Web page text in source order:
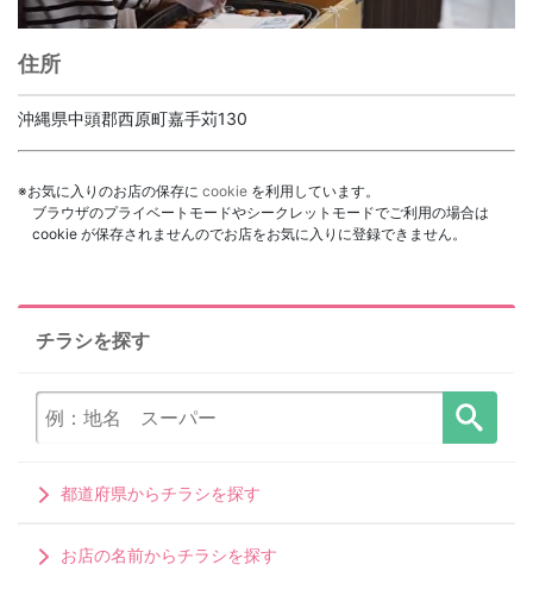
住所
沖縄県中頭郡西原町嘉手苅130
※お気に入りのお店の保存に cookie を利用しています。
ブラウザのプライベートモードやシークレットモードでご利用の場合は
cookie が保存されませんのでお店をお気に入りに登録できません。
チラシを探す
都道府県からチラシを探す
お店の名前からチラシを探す